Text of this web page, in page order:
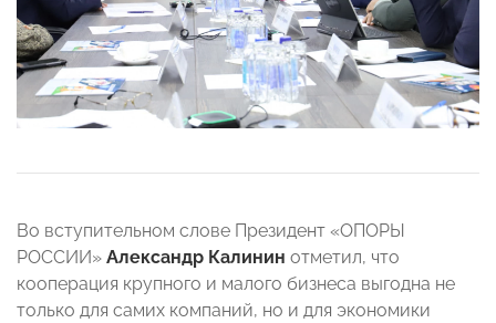
Во вступительном слове Президент «ОПОРЫ
РОССИИ» Александр Калинин отметил, что
кооперация крупного и малого бизнеса выгодна не
только для самих компаний, но и для экономики